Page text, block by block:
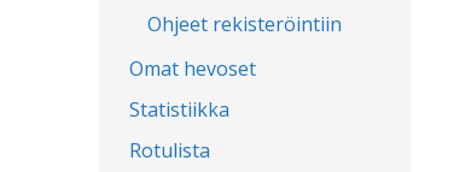
Ohjeet rekisteröintiin
Omat hevoset
Statistiikka
Rotulista